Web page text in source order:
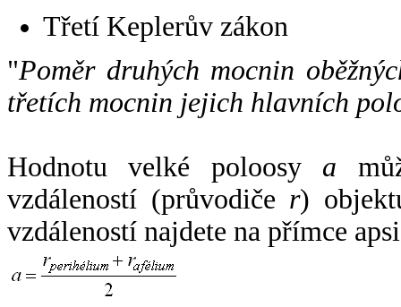
Třetí Keplerův zákon
"Poměr druhých mocnin
třetích mocnin jejich hlavních
Hodnotu velké poloosy a
vzdáleností (průvodiče r)
vzdáleností najdete na přímce